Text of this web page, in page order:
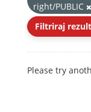
right/PUBLIC
Filtriraj
Please try